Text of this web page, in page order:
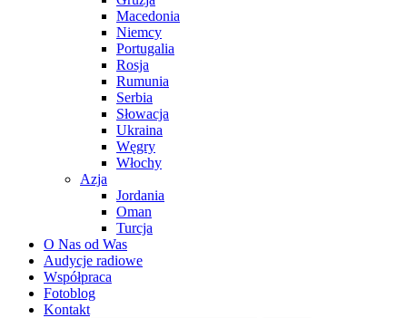
Macedonia
Niemcy
Portugalia
Rosja
Rumunia
Serbia
Słowacja
Ukraina
Węgry
Włochy
Azja
Jordania
Oman
Turcja
O Nas od Was
Audycje radiowe
Współpraca
Fotoblog
Kontakt